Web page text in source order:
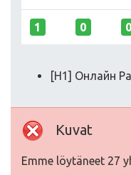
1 0 0
[H1] Онлайн
Kuvat
Emme löytäneet 27